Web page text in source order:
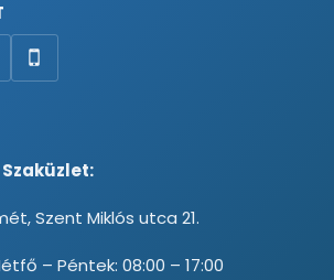
Szent Miklós utca 21.
– Péntek: 08:00 – 17:00